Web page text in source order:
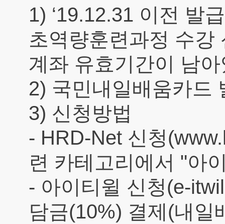
1) ‘19.12.31 이전 발
초역량훈련과정 수강
계좌 유효기간이 남
2) 국민내일배움카드
3) 신청방법
- HRD-Net 신청
련 카테고리에서 "아
- 아이티윌 신청(e-
담금(10%) 결제(내일